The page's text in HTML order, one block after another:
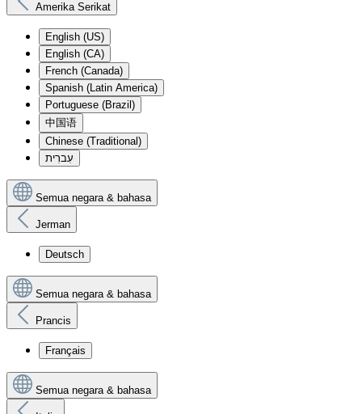
Amerika Serikat
English (US)
English (CA)
French (Canada)
Spanish (Latin America)
Portuguese (Brazil)
中国语
Chinese (Traditional)
עִברִית
Semua negara & bahasa
Jerman
Deutsch
Semua negara & bahasa
Prancis
Français
Semua negara & bahasa